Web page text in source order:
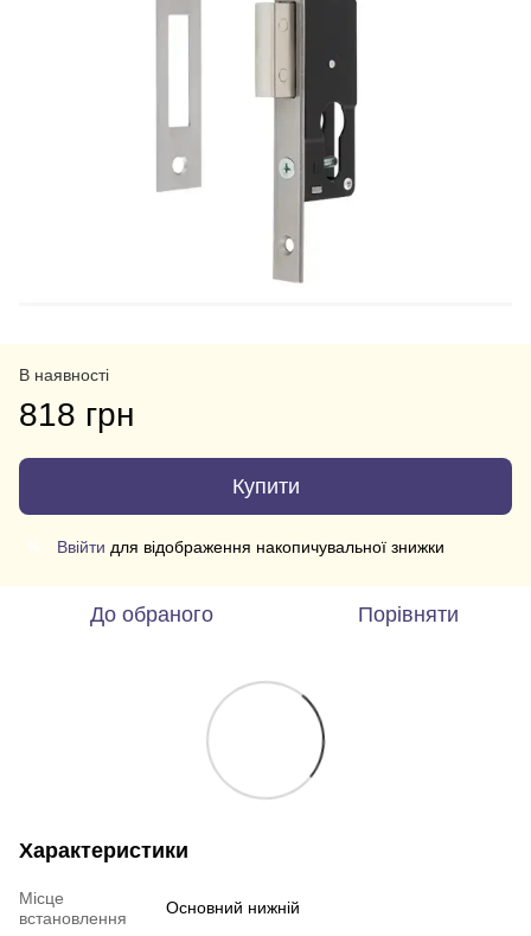
В наявності
818 грн
Купити
Ввійти для відображення накопичувальної знижки
До обраного Порівняти
Характеристики
Місце
встановлення
Основний нижній